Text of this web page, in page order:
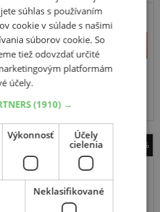
+
–
budúci prac. deň
sklad 20 ks.
-41%
Matador
Weather Evo
R13 75T
súhlas s používaním
cookie v súlade s našimi
súborov cookie. So
tiež odovzdať určité
platformám
účely.
(1910) →
Výkonnosť
Účely
cielenia
Neklasifikované